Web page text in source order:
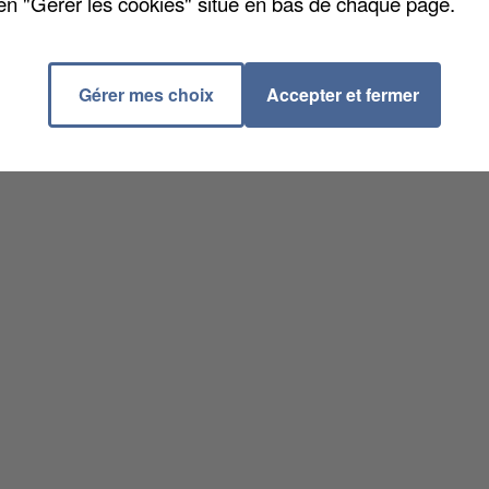
Gérer mes choix Accepter et fermer